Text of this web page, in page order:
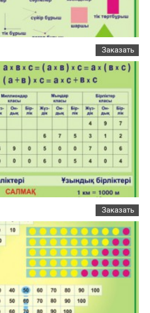
Заказать
Заказать